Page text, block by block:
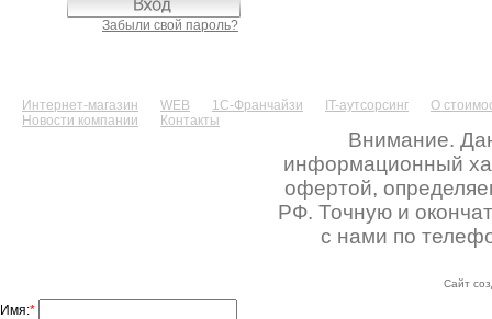
Забыли свой пароль?
Интернет-магазин WEB 1С-Франчайзи IT-аутсорсинг
О
Новости компании
Контакты
Внимание.
информационный
офертой,
РФ. Точную и
с нами по
Сайт
Имя:*